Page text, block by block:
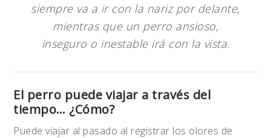
siempre va a ir con la nariz por delante,
mientras que un perro ansioso,
inseguro o inestable irá con la vista.
El perro puede viajar a través del
tiempo… ¿Cómo?
Puede viajar al pasado al registrar los olores de